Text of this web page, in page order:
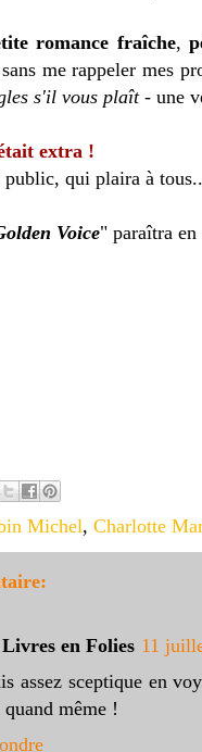
romance fraîche,
me rappeler mes
s'il vous plaît- une
extra !
qui plaira à
Voice" paraîtra en
Michel, Charlotte
en Folies 11
assez sceptique en
quand même !